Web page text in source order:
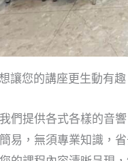
讓您的講座更生動有趣
我們提供各式各樣的音
易，無須專業知識，